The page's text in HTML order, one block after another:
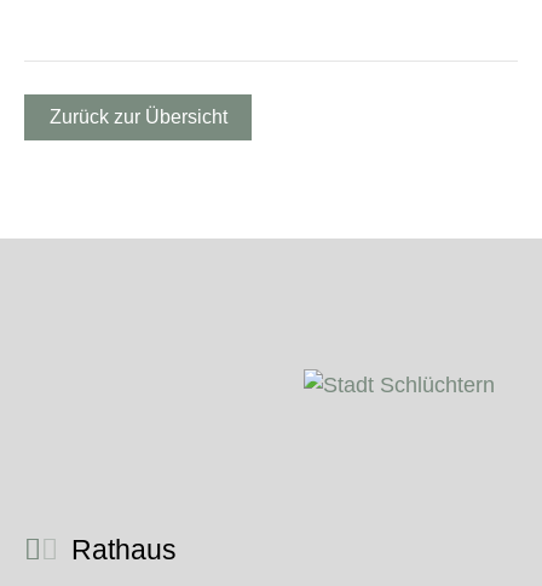
Zurück zur Übersicht
Rathaus